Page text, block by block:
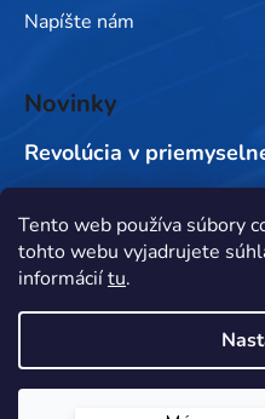
Tento web používa súbory
tohto webu vyjadrujete
informáciítu.
Napíšte nám
Novinky
Revolúcia v
Prijímame online
Máme pre